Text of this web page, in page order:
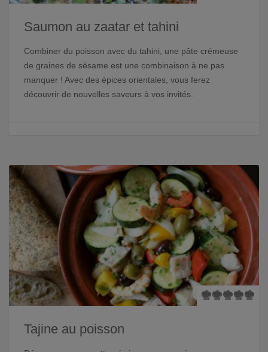
Saumon au zaatar et tahini
Combiner du poisson avec du tahini, une pâte crémeuse
de graines de sésame est une combinaison à ne pas
manquer ! Avec des épices orientales, vous ferez
découvrir de nouvelles saveurs à vos invités.
Tajine au poisson